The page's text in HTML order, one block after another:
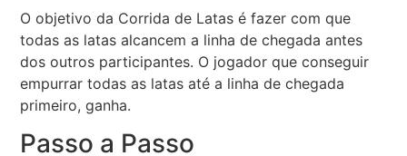
O objetivo da Corrida de Latas é fazer com que
todas as latas alcancem a linha de chegada antes
dos outros participantes. O jogador que conseguir
empurrar todas as latas até a linha de chegada
primeiro, ganha.
Passo a Passo